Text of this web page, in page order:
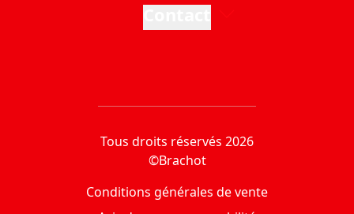
Tous droits réservés 2026
©Brachot
Conditions générales de vente